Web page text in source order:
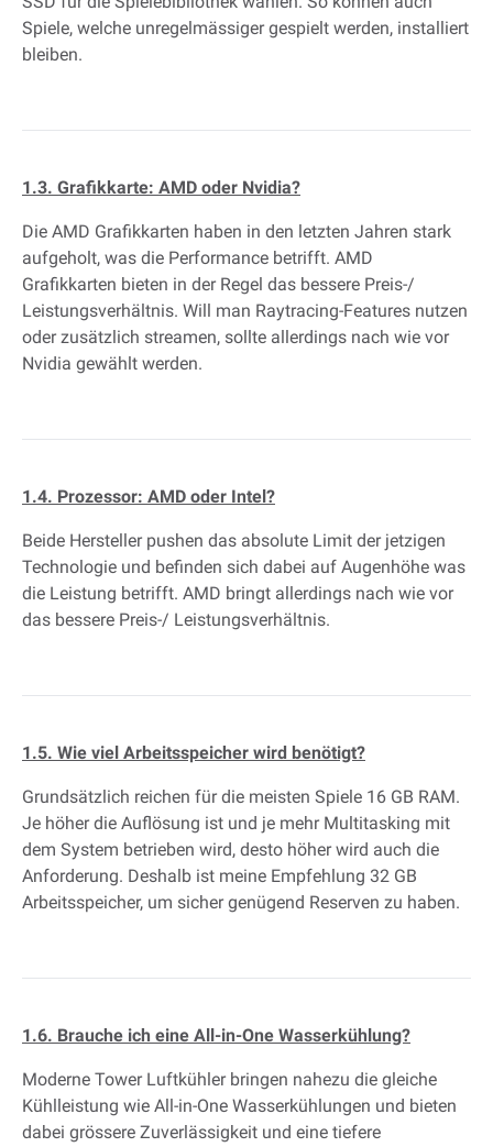
Spiele, welche unregelmässiger gespielt werden, installiert
bleiben.
1.3. Grafikkarte: AMD oder Nvidia?
Die AMD Grafikkarten haben in den letzten Jahren stark
aufgeholt, was die Performance betrifft. AMD
Grafikkarten bieten in der Regel das bessere Preis-/
Leistungsverhältnis. Will man Raytracing-Features nutzen
oder zusätzlich streamen, sollte allerdings nach wie vor
Nvidia gewählt werden.
1.4. Prozessor: AMD oder Intel?
Beide Hersteller pushen das absolute Limit der jetzigen
Technologie und befinden sich dabei auf Augenhöhe was
die Leistung betrifft. AMD bringt allerdings nach wie vor
das bessere Preis-/ Leistungsverhältnis.
1.5. Wie viel Arbeitsspeicher wird benötigt?
Grundsätzlich reichen für die meisten Spiele 16 GB RAM.
Je höher die Auflösung ist und je mehr Multitasking mit
dem System betrieben wird, desto höher wird auch die
Anforderung. Deshalb ist meine Empfehlung 32 GB
Arbeitsspeicher, um sicher genügend Reserven zu haben.
1.6. Brauche ich eine All-in-One Wasserkühlung?
Moderne Tower Luftkühler bringen nahezu die gleiche
Kühlleistung wie All-in-One Wasserkühlungen und bieten
dabei grössere Zuverlässigkeit und eine tiefere